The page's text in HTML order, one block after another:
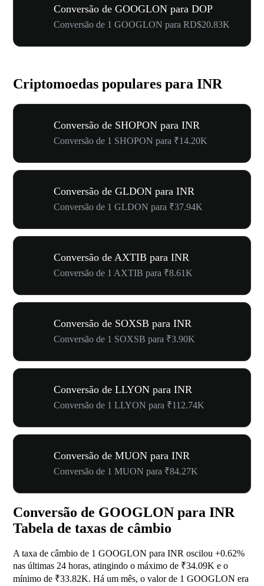
Conversão de GOOGLON para DOP
Conversão de 1 GOOGLON para RD$20.83K
Criptomoedas populares para INR
Conversão de SHOPON para INR
Conversão de 1 SHOPON para ₹14.20K
Conversão de GLDON para INR
Conversão de 1 GLDON para ₹37.94K
Conversão de AXTIB para INR
Conversão de 1 AXTIB para ₹8.61K
Conversão de SOXSB para INR
Conversão de 1 SOXSB para ₹3.90K
Conversão de LLYON para INR
Conversão de 1 LLYON para ₹112.74K
Conversão de MUON para INR
Conversão de 1 MUON para ₹84.27K
Conversão de GOOGLON para INR
Tabela de taxas de câmbio
A taxa de câmbio de 1 GOOGLON para INR oscilou +0.62%
nas últimas 24 horas, atingindo o máximo de ₹34.09K e o
mínimo de ₹33.82K. Há um mês, o valor de 1 GOOGLON era